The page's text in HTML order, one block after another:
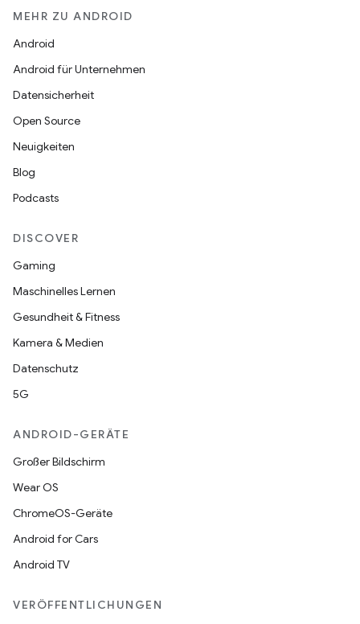
MEHR ZU ANDROID
Android
Android für Unternehmen
Datensicherheit
Open Source
Neuigkeiten
Blog
Podcasts
DISCOVER
Gaming
Maschinelles Lernen
Gesundheit & Fitness
Kamera & Medien
Datenschutz
5G
ANDROID-GERÄTE
Großer Bildschirm
Wear OS
ChromeOS-Geräte
Android for Cars
Android TV
VERÖFFENTLICHUNGEN